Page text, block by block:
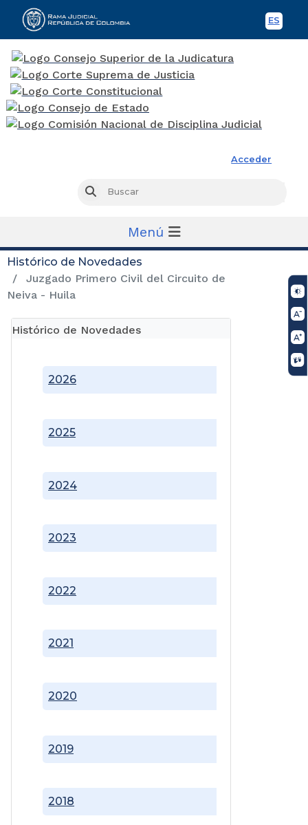
ES
Acceder
Buscar
Menú
Histórico de Novedades
Juzgado Primero Civil del Circuito de
Neiva - Huila
Histórico de Novedades
2018
2019
2020
2021
2022
2023
2024
2025
2026